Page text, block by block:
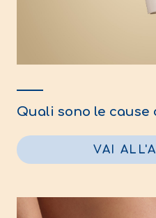
Quali sono le cause
VAI